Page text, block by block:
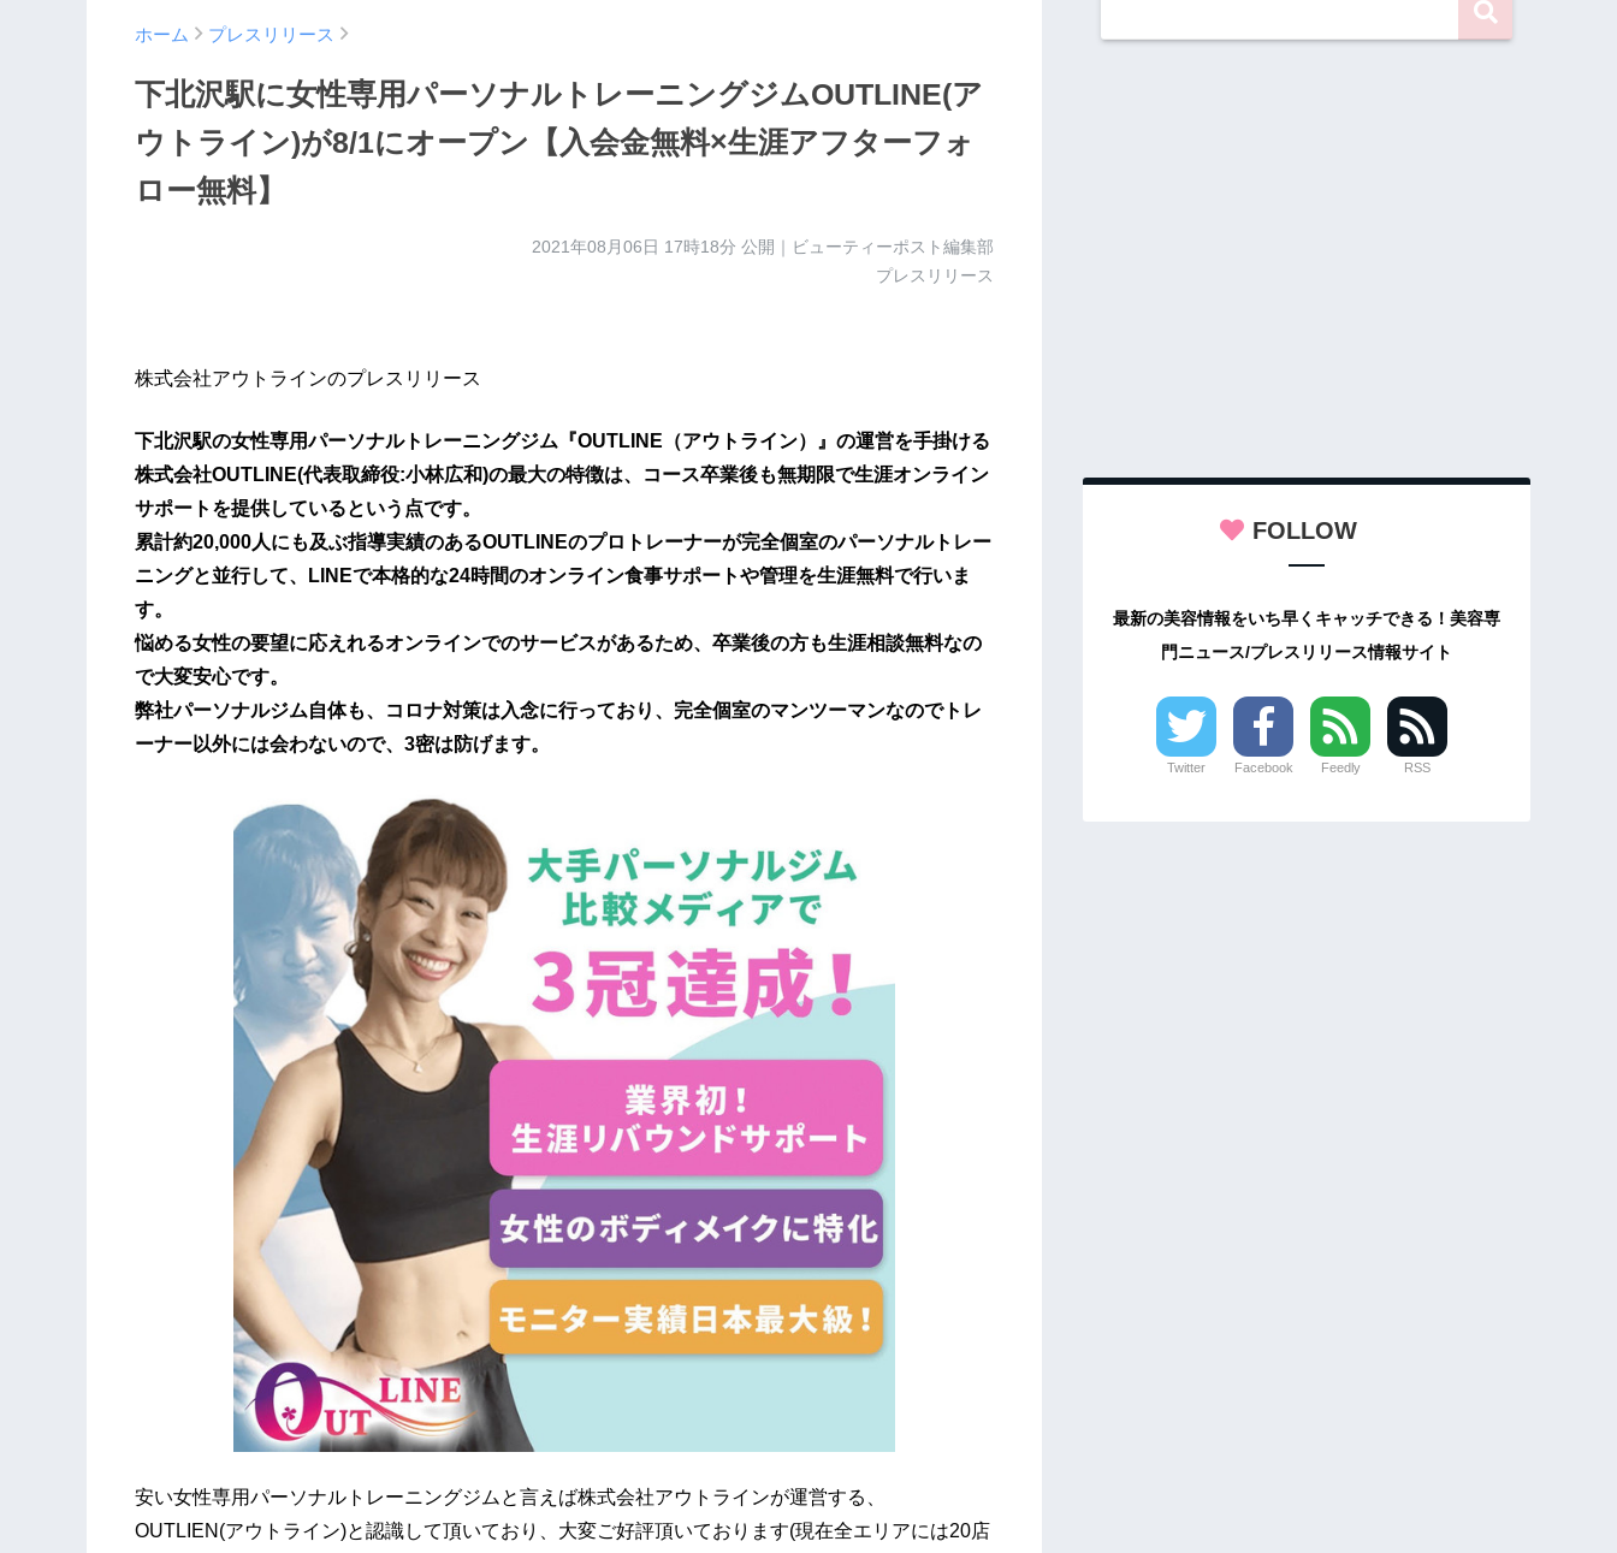
ホーム プレスリリース
下北沢駅に女性専用パーソナルトレーニングジムOUTLINE(ア
ウトライン)が8/1にオープン【入会金無料×生涯アフターフォ
ロー無料】
2021年08月06日 17時18分 公開｜ビューティーポスト編集部
プレスリリース
株式会社アウトラインのプレスリリース
下北沢駅の女性専用パーソナルトレーニングジム『OUTLINE（アウトライン）』の運営を手掛ける
株式会社OUTLINE(代表取締役:小林広和)の最大の特徴は、コース卒業後も無期限で生涯オンライン
サポートを提供しているという点です。
累計約20,000人にも及ぶ指導実績のあるOUTLINEのプロトレーナーが完全個室のパーソナルトレー
ニングと並行して、LINEで本格的な24時間のオンライン食事サポートや管理を生涯無料で行いま
す。
悩める女性の要望に応えれるオンラインでのサービスがあるため、卒業後の方も生涯相談無料なの
で大変安心です。
弊社パーソナルジム自体も、コロナ対策は入念に行っており、完全個室のマンツーマンなのでトレ
ーナー以外には会わないので、3密は防げます。
安い女性専用パーソナルトレーニングジムと言えば株式会社アウトラインが運営する、
OUTLIEN(アウトライン)と認識して頂いており、大変ご好評頂いております(現在全エリアには20店
FOLLOW
最新の美容情報をいち早くキャッチできる！美容専
門ニュース/プレスリリース情報サイト
Twitter Facebook Feedly RSS